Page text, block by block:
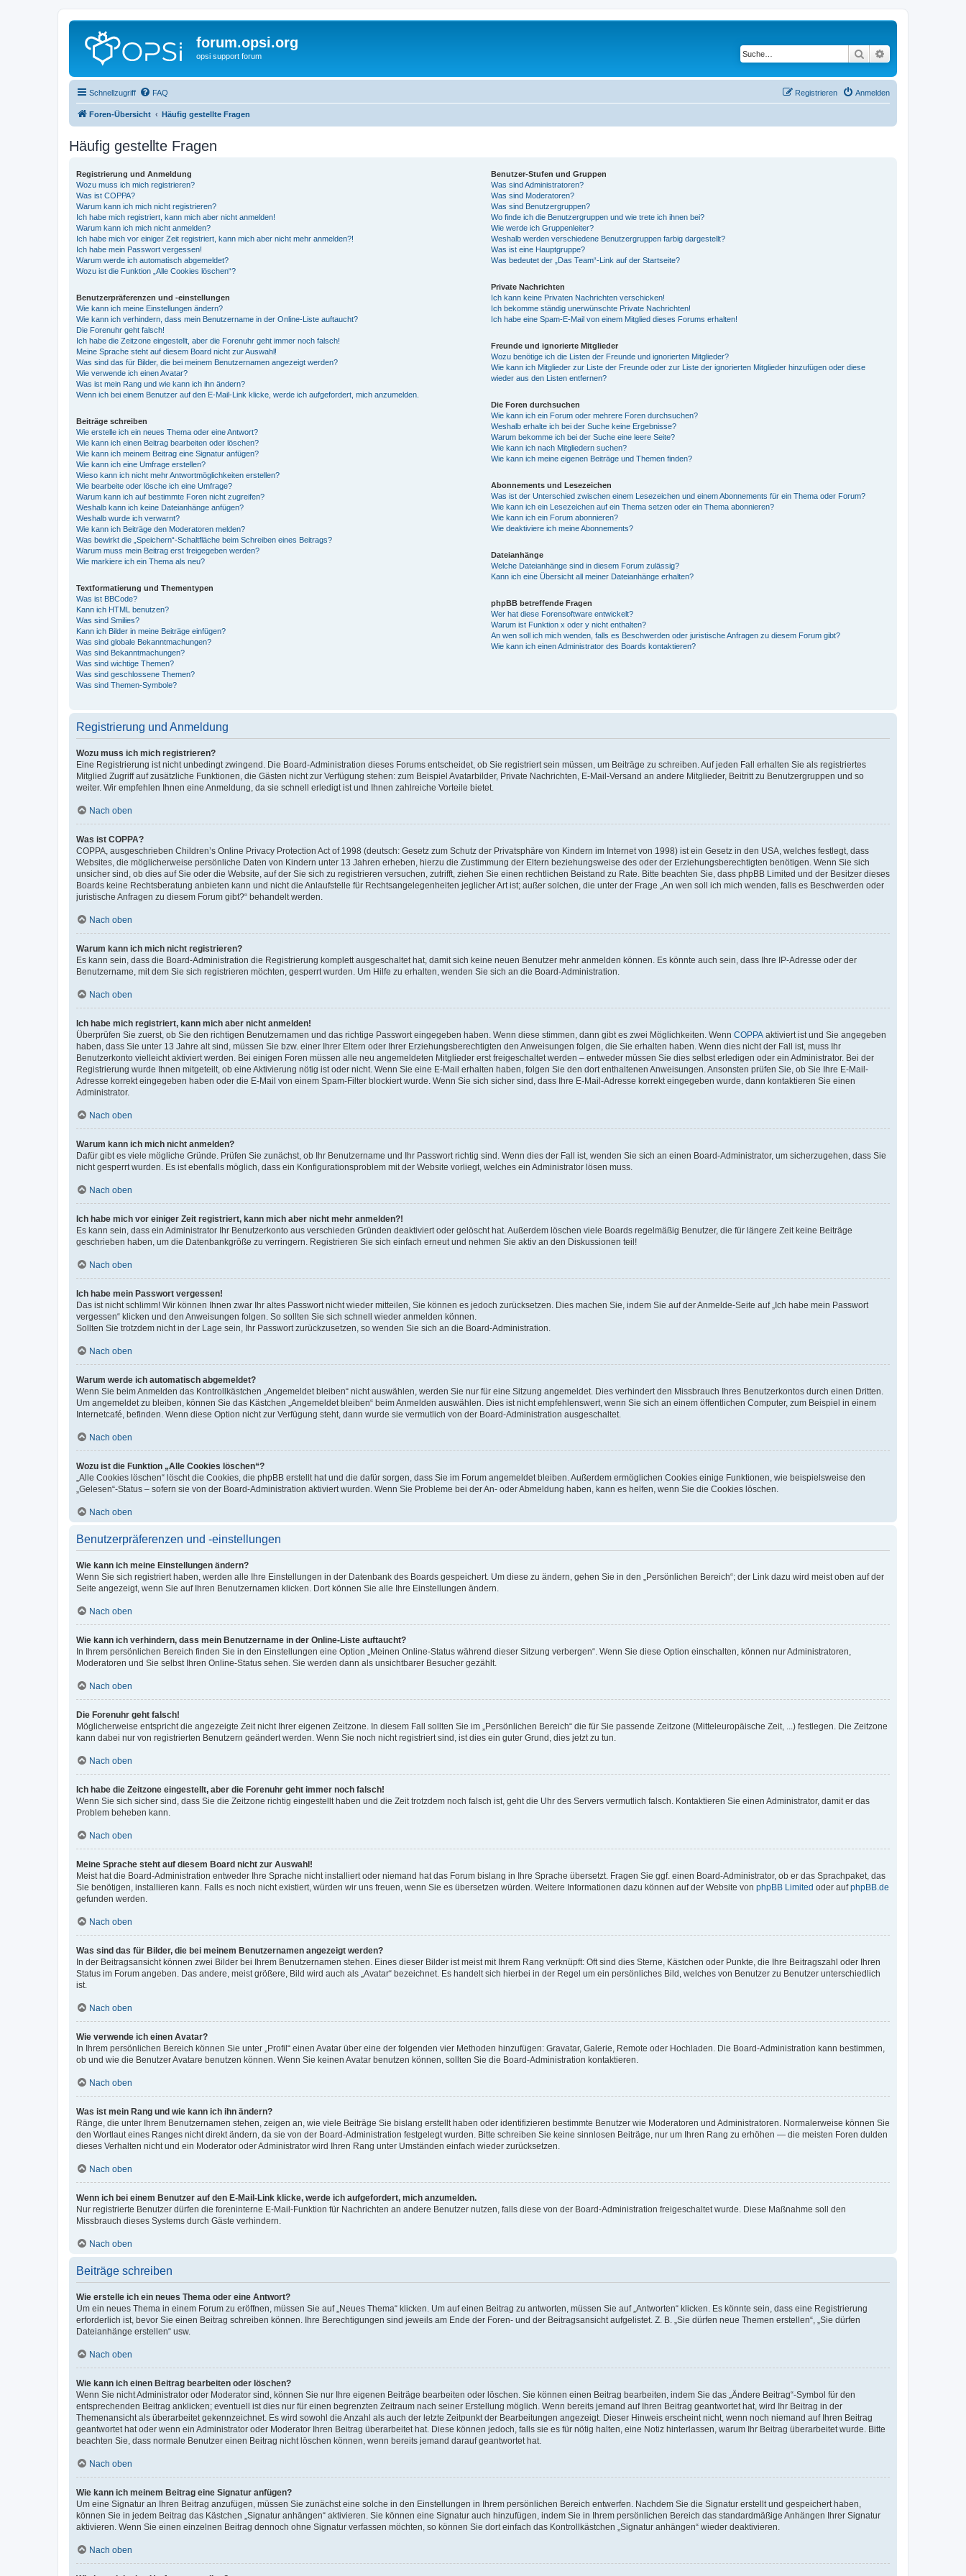
forum.opsi.org
opsi support forum Suche
Schnellzugriff FAQ Anmelden
Registrieren
Foren-Übersicht Häufig gestellte Fragen
Häufig gestellte Fragen
Registrierung und Anmeldung
Wozu muss ich mich registrieren?
Was ist COPPA?
Warum kann ich mich nicht registrieren?
Ich habe mich registriert, kann mich aber nicht anmelden!
Warum kann ich mich nicht anmelden?
Ich habe mich vor einiger Zeit registriert, kann mich aber nicht mehr anmelden?!
Ich habe mein Passwort vergessen!
Warum werde ich automatisch abgemeldet?
Wozu ist die Funktion „Alle Cookies löschen“?
Benutzerpräferenzen und -einstellungen
Wie kann ich meine Einstellungen ändern?
Wie kann ich verhindern, dass mein Benutzername in der Online-Liste auftaucht?
Die Forenuhr geht falsch!
Ich habe die Zeitzone eingestellt, aber die Forenuhr geht immer noch falsch!
Meine Sprache steht auf diesem Board nicht zur Auswahl!
Was sind das für Bilder, die bei meinem Benutzernamen angezeigt werden?
Wie verwende ich einen Avatar?
Was ist mein Rang und wie kann ich ihn ändern?
Wenn ich bei einem Benutzer auf den E-Mail-Link klicke, werde ich aufgefordert, mich anzumelden.
Beiträge schreiben
Wie erstelle ich ein neues Thema oder eine Antwort?
Wie kann ich einen Beitrag bearbeiten oder löschen?
Wie kann ich meinem Beitrag eine Signatur anfügen?
Wie kann ich eine Umfrage erstellen?
Wieso kann ich nicht mehr Antwortmöglichkeiten erstellen?
Wie bearbeite oder lösche ich eine Umfrage?
Warum kann ich auf bestimmte Foren nicht zugreifen?
Weshalb kann ich keine Dateianhänge anfügen?
Weshalb wurde ich verwarnt?
Wie kann ich Beiträge den Moderatoren melden?
Was bewirkt die „Speichern“-Schaltfläche beim Schreiben eines Beitrags?
Warum muss mein Beitrag erst freigegeben werden?
Wie markiere ich ein Thema als neu?
Textformatierung und Thementypen
Was ist BBCode?
Kann ich HTML benutzen?
Was sind Smilies?
Kann ich Bilder in meine Beiträge einfügen?
Was sind globale Bekanntmachungen?
Was sind Bekanntmachungen?
Was sind wichtige Themen?
Was sind geschlossene Themen?
Was sind Themen-Symbole?
Benutzer-Stufen und Gruppen
Was sind Administratoren?
Was sind Moderatoren?
Was sind Benutzergruppen?
Wo finde ich die Benutzergruppen und wie trete ich ihnen bei?
Wie werde ich Gruppenleiter?
Weshalb werden verschiedene Benutzergruppen farbig dargestellt?
Was ist eine Hauptgruppe?
Was bedeutet der „Das Team“-Link auf der Startseite?
Private Nachrichten
Ich kann keine Privaten Nachrichten verschicken!
Ich bekomme ständig unerwünschte Private Nachrichten!
Ich habe eine Spam-E-Mail von einem Mitglied dieses Forums erhalten!
Freunde und ignorierte Mitglieder
Wozu benötige ich die Listen der Freunde und ignorierten Mitglieder?
Wie kann ich Mitglieder zur Liste der Freunde oder zur Liste der ignorierten Mitglieder hinzufügen oder diese
wieder aus den Listen entfernen?
Die Foren durchsuchen
Wie kann ich ein Forum oder mehrere Foren durchsuchen?
Weshalb erhalte ich bei der Suche keine Ergebnisse?
Warum bekomme ich bei der Suche eine leere Seite?
Wie kann ich nach Mitgliedern suchen?
Wie kann ich meine eigenen Beiträge und Themen finden?
Abonnements und Lesezeichen
Was ist der Unterschied zwischen einem Lesezeichen und einem Abonnements für ein Thema oder Forum?
Wie kann ich ein Lesezeichen auf ein Thema setzen oder ein Thema abonnieren?
Wie kann ich ein Forum abonnieren?
Wie deaktiviere ich meine Abonnements?
Dateianhänge
Welche Dateianhänge sind in diesem Forum zulässig?
Kann ich eine Übersicht all meiner Dateianhänge erhalten?
phpBB betreffende Fragen
Wer hat diese Forensoftware entwickelt?
Warum ist Funktion x oder y nicht enthalten?
An wen soll ich mich wenden, falls es Beschwerden oder juristische Anfragen zu diesem Forum gibt?
Wie kann ich einen Administrator des Boards kontaktieren?
Registrierung und Anmeldung
Wozu muss ich mich registrieren?
Eine Registrierung ist nicht unbedingt zwingend. Die Board-Administration dieses Forums entscheidet, ob Sie registriert sein müssen, um Beiträge zu schreiben. Auf jeden Fall erhalten Sie als registriertes
Mitglied Zugriff auf zusätzliche Funktionen, die Gästen nicht zur Verfügung stehen: zum Beispiel Avatarbilder, Private Nachrichten, E-Mail-Versand an andere Mitglieder, Beitritt zu Benutzergruppen und so
weiter. Wir empfehlen Ihnen eine Anmeldung, da sie schnell erledigt ist und Ihnen zahlreiche Vorteile bietet.
Nach oben
Was ist COPPA?
COPPA, ausgeschrieben Children’s Online Privacy Protection Act of 1998 (deutsch: Gesetz zum Schutz der Privatsphäre von Kindern im Internet von 1998) ist ein Gesetz in den USA, welches festlegt, dass
Websites, die möglicherweise persönliche Daten von Kindern unter 13 Jahren erheben, hierzu die Zustimmung der Eltern beziehungsweise des oder der Erziehungsberechtigten benötigen. Wenn Sie sich
unsicher sind, ob dies auf Sie oder die Website, auf der Sie sich zu registrieren versuchen, zutrifft, ziehen Sie einen rechtlichen Beistand zu Rate. Bitte beachten Sie, dass phpBB Limited und der Besitzer dieses
Boards keine Rechtsberatung anbieten kann und nicht die Anlaufstelle für Rechtsangelegenheiten jeglicher Art ist; außer solchen, die unter der Frage „An wen soll ich mich wenden, falls es Beschwerden oder
juristische Anfragen zu diesem Forum gibt?“ behandelt werden.
Nach oben
Warum kann ich mich nicht registrieren?
Es kann sein, dass die Board-Administration die Registrierung komplett ausgeschaltet hat, damit sich keine neuen Benutzer mehr anmelden können. Es könnte auch sein, dass Ihre IP-Adresse oder der
Benutzername, mit dem Sie sich registrieren möchten, gesperrt wurden. Um Hilfe zu erhalten, wenden Sie sich an die Board-Administration.
Nach oben
Ich habe mich registriert, kann mich aber nicht anmelden!
Überprüfen Sie zuerst, ob Sie den richtigen Benutzernamen und das richtige Passwort eingegeben haben. Wenn diese stimmen, dann gibt es zwei Möglichkeiten. Wenn COPPA aktiviert ist und Sie angegeben
haben, dass Sie unter 13 Jahre alt sind, müssen Sie bzw. einer Ihrer Eltern oder Ihrer Erziehungsberechtigten den Anweisungen folgen, die Sie erhalten haben. Wenn dies nicht der Fall ist, muss Ihr
Benutzerkonto vielleicht aktiviert werden. Bei einigen Foren müssen alle neu angemeldeten Mitglieder erst freigeschaltet werden – entweder müssen Sie dies selbst erledigen oder ein Administrator. Bei der
Registrierung wurde Ihnen mitgeteilt, ob eine Aktivierung nötig ist oder nicht. Wenn Sie eine E-Mail erhalten haben, folgen Sie den dort enthaltenen Anweisungen. Ansonsten prüfen Sie, ob Sie Ihre E-Mail-
Adresse korrekt eingegeben haben oder die E-Mail von einem Spam-Filter blockiert wurde. Wenn Sie sich sicher sind, dass Ihre E-Mail-Adresse korrekt eingegeben wurde, dann kontaktieren Sie einen
Administrator.
Nach oben
Warum kann ich mich nicht anmelden?
Dafür gibt es viele mögliche Gründe. Prüfen Sie zunächst, ob Ihr Benutzername und Ihr Passwort richtig sind. Wenn dies der Fall ist, wenden Sie sich an einen Board-Administrator, um sicherzugehen, dass Sie
nicht gesperrt wurden. Es ist ebenfalls möglich, dass ein Konfigurationsproblem mit der Website vorliegt, welches ein Administrator lösen muss.
Nach oben
Ich habe mich vor einiger Zeit registriert, kann mich aber nicht mehr anmelden?!
Es kann sein, dass ein Administrator Ihr Benutzerkonto aus verschieden Gründen deaktiviert oder gelöscht hat. Außerdem löschen viele Boards regelmäßig Benutzer, die für längere Zeit keine Beiträge
geschrieben haben, um die Datenbankgröße zu verringern. Registrieren Sie sich einfach erneut und nehmen Sie aktiv an den Diskussionen teil!
Nach oben
Ich habe mein Passwort vergessen!
Das ist nicht schlimm! Wir können Ihnen zwar Ihr altes Passwort nicht wieder mitteilen, Sie können es jedoch zurücksetzen. Dies machen Sie, indem Sie auf der Anmelde-Seite auf „Ich habe mein Passwort
vergessen“ klicken und den Anweisungen folgen. So sollten Sie sich schnell wieder anmelden können.
Sollten Sie trotzdem nicht in der Lage sein, Ihr Passwort zurückzusetzen, so wenden Sie sich an die Board-Administration.
Nach oben
Warum werde ich automatisch abgemeldet?
Wenn Sie beim Anmelden das Kontrollkästchen „Angemeldet bleiben“ nicht auswählen, werden Sie nur für eine Sitzung angemeldet. Dies verhindert den Missbrauch Ihres Benutzerkontos durch einen Dritten.
Um angemeldet zu bleiben, können Sie das Kästchen „Angemeldet bleiben“ beim Anmelden auswählen. Dies ist nicht empfehlenswert, wenn Sie sich an einem öffentlichen Computer, zum Beispiel in einem
Internetcafé, befinden. Wenn diese Option nicht zur Verfügung steht, dann wurde sie vermutlich von der Board-Administration ausgeschaltet.
Nach oben
Wozu ist die Funktion „Alle Cookies löschen“?
„Alle Cookies löschen“ löscht die Cookies, die phpBB erstellt hat und die dafür sorgen, dass Sie im Forum angemeldet bleiben. Außerdem ermöglichen Cookies einige Funktionen, wie beispielsweise den
„Gelesen“-Status – sofern sie von der Board-Administration aktiviert wurden. Wenn Sie Probleme bei der An- oder Abmeldung haben, kann es helfen, wenn Sie die Cookies löschen.
Nach oben
Benutzerpräferenzen und -einstellungen
Wie kann ich meine Einstellungen ändern?
Wenn Sie sich registriert haben, werden alle Ihre Einstellungen in der Datenbank des Boards gespeichert. Um diese zu ändern, gehen Sie in den „Persönlichen Bereich“; der Link dazu wird meist oben auf der
Seite angezeigt, wenn Sie auf Ihren Benutzernamen klicken. Dort können Sie alle Ihre Einstellungen ändern.
Nach oben
Wie kann ich verhindern, dass mein Benutzername in der Online-Liste auftaucht?
In Ihrem persönlichen Bereich finden Sie in den Einstellungen eine Option „Meinen Online-Status während dieser Sitzung verbergen“. Wenn Sie diese Option einschalten, können nur Administratoren,
Moderatoren und Sie selbst Ihren Online-Status sehen. Sie werden dann als unsichtbarer Besucher gezählt.
Nach oben
Die Forenuhr geht falsch!
Möglicherweise entspricht die angezeigte Zeit nicht Ihrer eigenen Zeitzone. In diesem Fall sollten Sie im „Persönlichen Bereich“ die für Sie passende Zeitzone (Mitteleuropäische Zeit, ...) festlegen. Die Zeitzone
kann dabei nur von registrierten Benutzern geändert werden. Wenn Sie noch nicht registriert sind, ist dies ein guter Grund, dies jetzt zu tun.
Nach oben
Ich habe die Zeitzone eingestellt, aber die Forenuhr geht immer noch falsch!
Wenn Sie sich sicher sind, dass Sie die Zeitzone richtig eingestellt haben und die Zeit trotzdem noch falsch ist, geht die Uhr des Servers vermutlich falsch. Kontaktieren Sie einen Administrator, damit er das
Problem beheben kann.
Nach oben
Meine Sprache steht auf diesem Board nicht zur Auswahl!
Meist hat die Board-Administration entweder Ihre Sprache nicht installiert oder niemand hat das Forum bislang in Ihre Sprache übersetzt. Fragen Sie ggf. einen Board-Administrator, ob er das Sprachpaket, das
Sie benötigen, installieren kann. Falls es noch nicht existiert, würden wir uns freuen, wenn Sie es übersetzen würden. Weitere Informationen dazu können auf der Website von phpBB Limited oder aufphpBB.de
gefunden werden.
Nach oben
Was sind das für Bilder, die bei meinem Benutzernamen angezeigt werden?
In der Beitragsansicht können zwei Bilder bei Ihrem Benutzernamen stehen. Eines dieser Bilder ist meist mit Ihrem Rang verknüpft: Oft sind dies Sterne, Kästchen oder Punkte, die Ihre Beitragszahl oder Ihren
Status im Forum angeben. Das andere, meist größere, Bild wird auch als „Avatar“ bezeichnet. Es handelt sich hierbei in der Regel um ein persönliches Bild, welches von Benutzer zu Benutzer unterschiedlich
ist.
Nach oben
Wie verwende ich einen Avatar?
In Ihrem persönlichen Bereich können Sie unter „Profil“ einen Avatar über eine der folgenden vier Methoden hinzufügen: Gravatar, Galerie, Remote oder Hochladen. Die Board-Administration kann bestimmen,
ob und wie die Benutzer Avatare benutzen können. Wenn Sie keinen Avatar benutzen können, sollten Sie die Board-Administration kontaktieren.
Nach oben
Was ist mein Rang und wie kann ich ihn ändern?
Ränge, die unter Ihrem Benutzernamen stehen, zeigen an, wie viele Beiträge Sie bislang erstellt haben oder identifizieren bestimmte Benutzer wie Moderatoren und Administratoren. Normalerweise können Sie
den Wortlaut eines Ranges nicht direkt ändern, da sie von der Board-Administration festgelegt wurden. Bitte schreiben Sie keine sinnlosen Beiträge, nur um Ihren Rang zu erhöhen — die meisten Foren dulden
dieses Verhalten nicht und ein Moderator oder Administrator wird Ihren Rang unter Umständen einfach wieder zurücksetzen.
Nach oben
Wenn ich bei einem Benutzer auf den E-Mail-Link klicke, werde ich aufgefordert, mich anzumelden.
Nur registrierte Benutzer dürfen die foreninterne E-Mail-Funktion für Nachrichten an andere Benutzer nutzen, falls diese von der Board-Administration freigeschaltet wurde. Diese Maßnahme soll den
Missbrauch dieses Systems durch Gäste verhindern.
Nach oben
Beiträge schreiben
Wie erstelle ich ein neues Thema oder eine Antwort?
Um ein neues Thema in einem Forum zu eröffnen, müssen Sie auf „Neues Thema“ klicken. Um auf einen Beitrag zu antworten, müssen Sie auf „Antworten“ klicken. Es könnte sein, dass eine Registrierung
erforderlich ist, bevor Sie einen Beitrag schreiben können. Ihre Berechtigungen sind jeweils am Ende der Foren- und der Beitragsansicht aufgelistet. Z. B. „Sie dürfen neue Themen erstellen“, „Sie dürfen
Dateianhänge erstellen“ usw.
Nach oben
Wie kann ich einen Beitrag bearbeiten oder löschen?
Wenn Sie nicht Administrator oder Moderator sind, können Sie nur Ihre eigenen Beiträge bearbeiten oder löschen. Sie können einen Beitrag bearbeiten, indem Sie das „Ändere Beitrag“-Symbol für den
entsprechenden Beitrag anklicken; eventuell ist dies nur für einen begrenzten Zeitraum nach seiner Erstellung möglich. Wenn bereits jemand auf Ihren Beitrag geantwortet hat, wird Ihr Beitrag in der
Themenansicht als überarbeitet gekennzeichnet. Es wird sowohl die Anzahl als auch der letzte Zeitpunkt der Bearbeitungen angezeigt. Dieser Hinweis erscheint nicht, wenn noch niemand auf Ihren Beitrag
geantwortet hat oder wenn ein Administrator oder Moderator Ihren Beitrag überarbeitet hat. Diese können jedoch, falls sie es für nötig halten, eine Notiz hinterlassen, warum Ihr Beitrag überarbeitet wurde. Bitte
beachten Sie, dass normale Benutzer einen Beitrag nicht löschen können, wenn bereits jemand darauf geantwortet hat.
Nach oben
Wie kann ich meinem Beitrag eine Signatur anfügen?
Um eine Signatur an Ihren Beitrag anzufügen, müssen Sie zunächst eine solche in den Einstellungen in Ihrem persönlichen Bereich entwerfen. Nachdem Sie die Signatur erstellt und gespeichert haben,
können Sie in jedem Beitrag das Kästchen „Signatur anhängen“ aktivieren. Sie können eine Signatur auch hinzufügen, indem Sie in Ihrem persönlichen Bereich das standardmäßige Anhängen Ihrer Signatur
aktivieren. Wenn Sie einen einzelnen Beitrag dennoch ohne Signatur verfassen möchten, so können Sie dort einfach das Kontrollkästchen „Signatur anhängen“ wieder deaktivieren.
Nach oben